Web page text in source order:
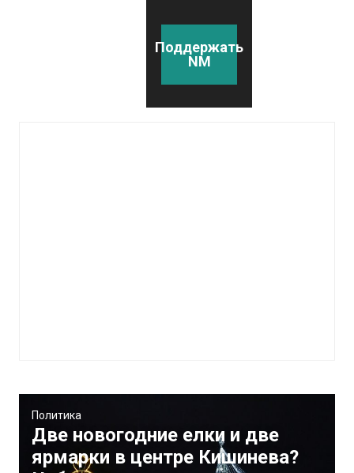
Поддержать
NM
Политика
Две новогодние елки и две
ярмарки в центре Кишинева?